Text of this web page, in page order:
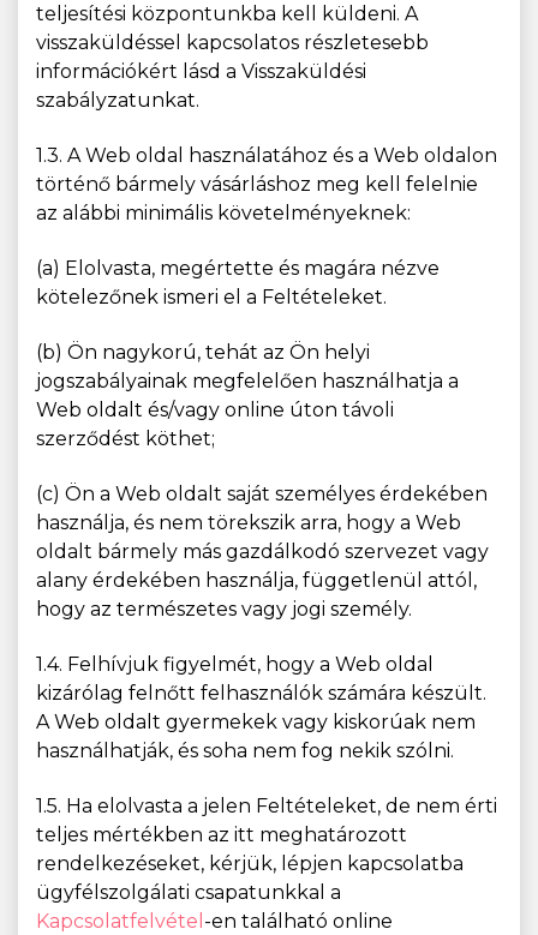
teljesítési központunkba kell küldeni. A
visszaküldéssel kapcsolatos részletesebb
információkért lásd a Visszaküldési
szabályzatunkat.
1.3. A Web oldal használatához és a Web oldalon
történő bármely vásárláshoz meg kell felelnie
az alábbi minimális követelményeknek:
(a) Elolvasta, megértette és magára nézve
kötelezőnek ismeri el a Feltételeket.
(b) Ön nagykorú, tehát az Ön helyi
jogszabályainak megfelelően használhatja a
Web oldalt és/vagy online úton távoli
szerződést köthet;
(c) Ön a Web oldalt saját személyes érdekében
használja, és nem törekszik arra, hogy a Web
oldalt bármely más gazdálkodó szervezet vagy
alany érdekében használja, függetlenül attól,
hogy az természetes vagy jogi személy.
1.4. Felhívjuk figyelmét, hogy a Web oldal
kizárólag felnőtt felhasználók számára készült.
A Web oldalt gyermekek vagy kiskorúak nem
használhatják, és soha nem fog nekik szólni.
1.5. Ha elolvasta a jelen Feltételeket, de nem érti
teljes mértékben az itt meghatározott
rendelkezéseket, kérjük, lépjen kapcsolatba
ügyfélszolgálati csapatunkkal a
Kapcsolatfelvétel -en található online